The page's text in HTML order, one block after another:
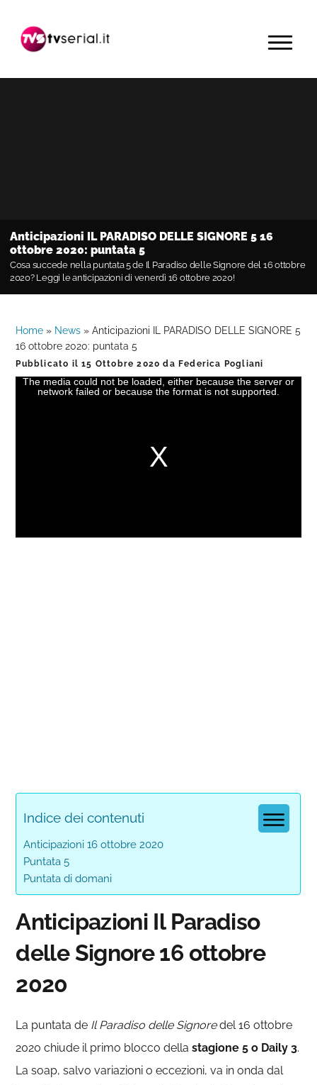
navigazione
contenuto
barra
primaria
MENU
Anticipazioni IL PARADISO DELLE SIGNORE 5 16
ottobre 2020: puntata 5
Cosa succede nella puntata 5 de Il Paradiso delle Signore del 16 ottobre
2020? Leggi le anticipazioni di venerdì 16 ottobre 2020!
Home » News »Anticipazioni IL PARADISO DELLE SIGNORE 5
16 ottobre 2020: puntata 5
Pubblicato il15 Ottobre 2020 da Federica Pogliani
The media could not be loaded, either because the server or
network failed or because the format is not supported.
Indice dei contenuti
Anticipazioni 16 ottobre 2020
Puntata 5
Puntata di domani
Anticipazioni Il Paradiso
delle Signore 16 ottobre
2020
La puntata de Il Paradiso delle Signoredel 16 ottobre
2020 chiude il primo blocco dellastagione 5 o Daily 3.
La soap, salvo variazioni o eccezioni, va in onda dal